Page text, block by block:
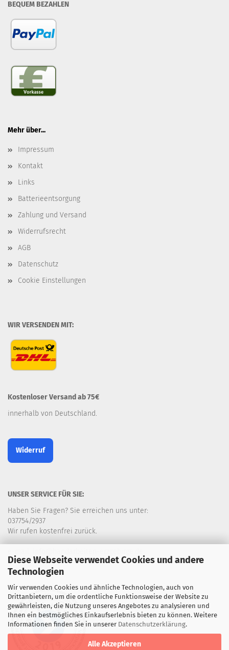
Diese Webseite verwendet Cookies und andere
Technologien
Wir verwenden Cookies und ähnliche Technologien, auch von
Drittanbietern, um die ordentliche Funktionsweise der Website zu
gewährleisten, die Nutzung unseres Angebotes zu analysieren und
Ihnen ein bestmögliches Einkaufserlebnis bieten zu können. Weitere
Informationen finden Sie in unserer Datenschutzerklärung.
Alle Akzeptieren
BEQUEM BEZAHLEN
Mehr über...
Impressum
Kontakt
Links
Batterieentsorgung
Zahlung und Versand
Widerrufsrecht
AGB
Datenschutz
Cookie Einstellungen
WIR VERSENDEN MIT:
Kostenloser Versand ab 75€
innerhalb von Deutschland.
Widerruf
UNSER SERVICE FÜR SIE:
Haben Sie Fragen? Sie erreichen uns unter:
037754/2937
Wir rufen kostenfrei zurück.